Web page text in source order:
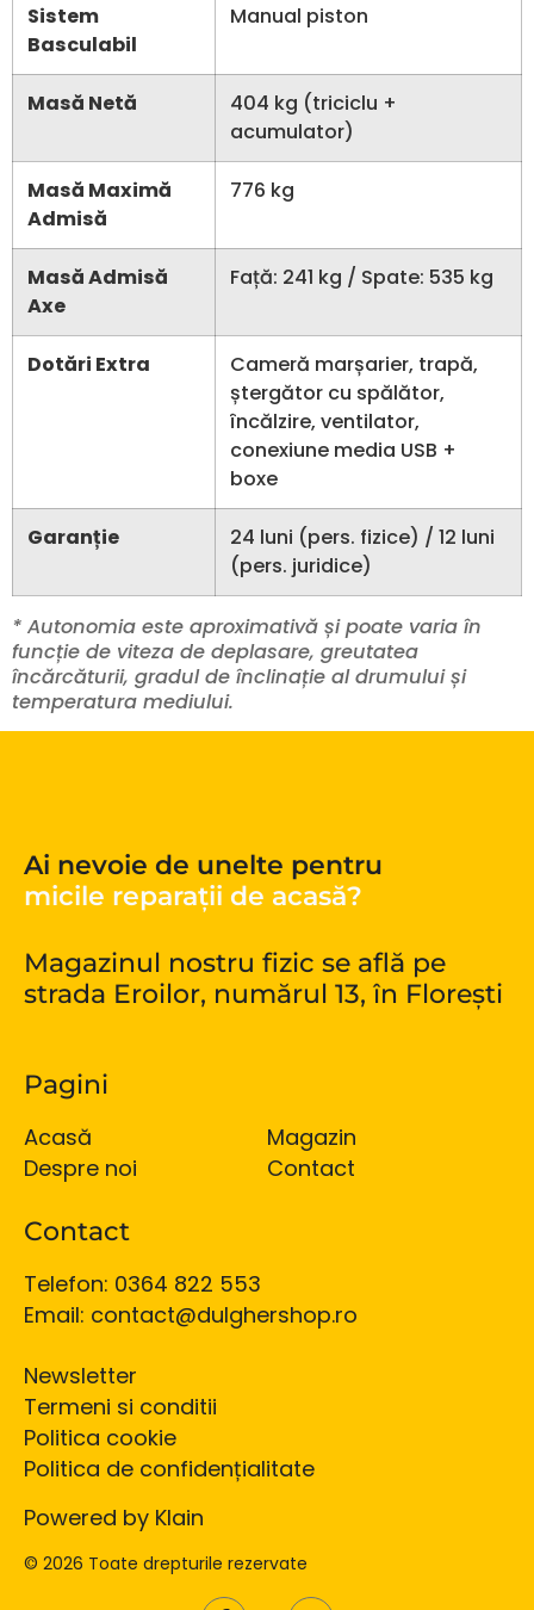
Sistem
Basculabil
Manual piston
Masă Netă
404 kg (triciclu +
acumulator)
Masă Maximă
Admisă
776 kg
Masă Admisă
Axe
Față: 241 kg / Spate: 535 kg
Dotări Extra
Cameră marșarier, trapă,
ștergător cu spălător,
încălzire, ventilator,
conexiune media USB +
boxe
Garanție
24 luni (pers. fizice) / 12 luni
(pers. juridice)
* Autonomia este aproximativă și poate varia în
funcție de viteza de deplasare, greutatea
încărcăturii, gradul de înclinație al drumului și
temperatura mediului.
Ai nevoie de unelte pentru
micile reparații de acasă?
Magazinul nostru fizic se află pe
strada Eroilor, numărul 13, în Florești
Pagini
Acasă
Despre noi
Magazin
Contact
Contact
Telefon: 0364 822 553
Email: contact@dulghershop.ro
Newsletter
Termeni si conditii
Politica cookie
Politica de confidențialitate
Powered by Klain
© 2026 Toate drepturile rezervate